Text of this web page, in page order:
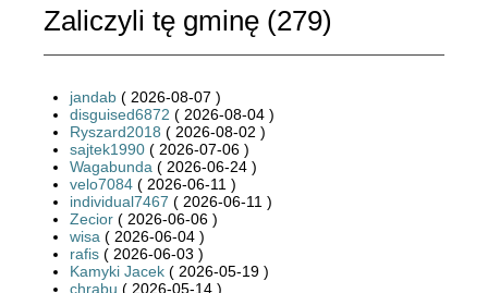
Zaliczyli tę gminę (279)
jandab ( 2026-08-07 )
disguised6872 ( 2026-08-04 )
Ryszard2018 ( 2026-08-02 )
sajtek1990 ( 2026-07-06 )
Wagabunda ( 2026-06-24 )
velo7084 ( 2026-06-11 )
individual7467 ( 2026-06-11 )
Zecior ( 2026-06-06 )
wisa ( 2026-06-04 )
rafis ( 2026-06-03 )
Kamyki Jacek ( 2026-05-19 )
chrabu ( 2026-05-14 )